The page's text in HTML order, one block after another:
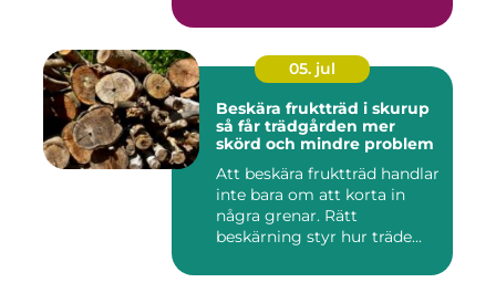
05. jul
Beskära fruktträd i skurup
så får trädgården mer
skörd och mindre problem
Att beskära fruktträd handlar
inte bara om att korta in
några grenar. Rätt
beskärning styr hur träde...